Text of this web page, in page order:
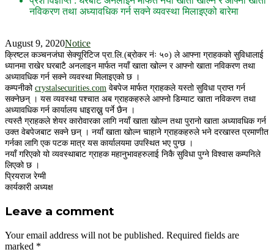
नविकरण तथा अध्यावधिक गर्न सक्ने व्यवस्था मिलाइएको बारेमा
August 9, 2020Notice
क्रिष्टल कञ्चनजंघा सेक्यूरिटिज प्रा.लि.(ब्रोकर नंः ५०) ले आफ्ना ग्राहकको सुविधालाई
ध्यानमा राखेर घरबाटै अनलाइन मार्फत नयाँ खाता खोल्न र आफ्नो खाता नविकरण तथा
अध्यावधिक गर्न सक्ने व्यवस्था मिलाइएको छ ।
कम्पनीको crystalsecurities.com वेबपेज मार्फत ग्राहकले यस्तो सुविधा प्राप्त गर्न
सक्नेछन् । यस व्यवस्था पश्चात अब ग्राहकहरुले आफ्नो डिम्याट खाता नविकरण तथा
अध्यावधिक गर्न कार्यालय धाइराख्नु पर्ने छैन ।
त्यस्तै ग्राहकले शेयर कारोवारका लागि नयाँ खाता खोल्न तथा पुरानो खाता अध्यावधिक गर्न
उक्त वेबपेजबाट सक्ने छन् । नयाँ खाता खोल्न चाहाने ग्राहकहरुले भने दरखास्त प्रमाणीत
गर्नका लागि एक पटक मात्र यस कार्यालयमा उपस्थित भए पुग्छ ।
नयाँ गरिएको यो व्यवस्थाबाट ग्राहक महानुभावहरुलाई निकै सुविधा पुग्ने विश्वास कम्पनिले
लिएको छ ।
प्रियराज रेग्मी
कार्यकारी अध्यक्ष
Leave a comment
Your email address will not be published. Required fields are
marked *